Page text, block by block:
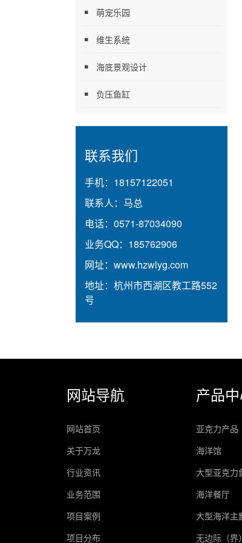
萌宠乐园
维生系统
海底景观设计
负压鱼缸
联系我们
手机： 18157122051
联系人： 马总
电话： 0571-87034090
业务QQ： 185762906
网址： www.hzwlyg.com
地址： 杭州市西湖区教工路552
号
网站导航
网站首页
关于万龙
行业资讯
业务范围
项目案例
项目分布
产品
亚克力产品
海洋馆
大型亚克力
海洋餐厅
大型海洋主
无边际（界